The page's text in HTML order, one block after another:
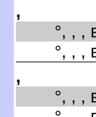
,
°, , ,
°, , ,
,
°, , ,